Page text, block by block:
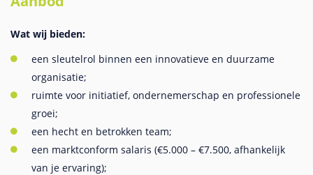
Wat wij bieden:
een sleutelrol binnen een innovatieve en duurzame
organisatie;
ruimte voor initiatief, ondernemerschap en professionele
groei;
een hecht en betrokken team;
een marktconform salaris (€5.000 – €7.500, afhankelijk
van je ervaring);